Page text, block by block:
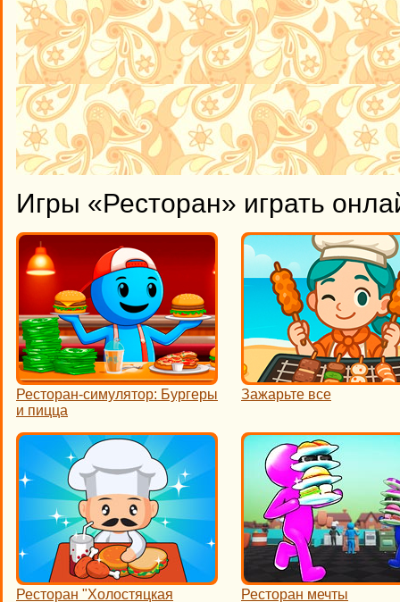
Игры «Ресторан» играть
Ресторан-симулятор: Бургеры
и пицца
Зажарьте все
Ресторан "Холостяцкая Ресторан мечты